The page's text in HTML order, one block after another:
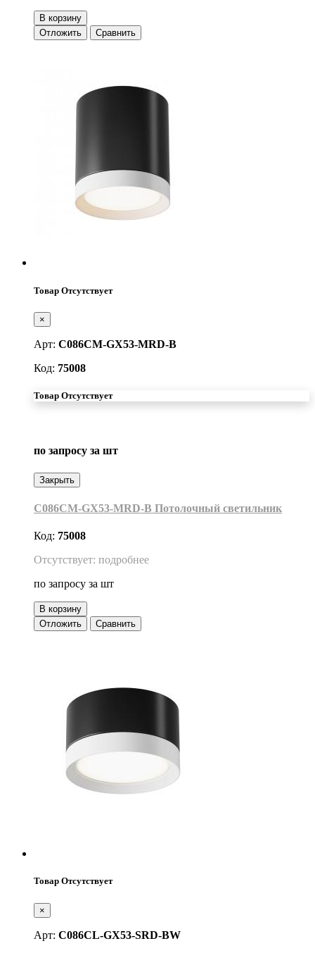
В корзину
Отложить
Сравнить
Товар Отсутствует
×
Арт: C086CM-GX53-MRD-B
Код: 75008
Товар Отсутствует
по запросу за шт
Закрыть
C086CM-GX53-MRD-B Потолочный светильник
Код: 75008
Отсутствует: подробнее
по запросу за шт
В корзину
Отложить
Сравнить
Товар Отсутствует
×
Арт: C086CL-GX53-SRD-BW